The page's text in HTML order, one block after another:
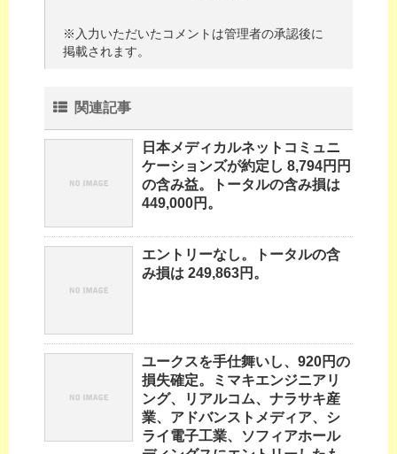
※入力いただいたコメントは管理者の承認後に
掲載されます。
関連記事
日本メディカルネットコミュニ
ケーションズが約定し 8,794円円
の含み益。トータルの含み損は
449,000円。
エントリーなし。トータルの含
み損は 249,863円。
ユークスを手仕舞いし、920円の
損失確定。ミマキエンジニアリ
ング、リアルコム、ナラサキ産
業、アドバンストメディア、シ
ライ電子工業、ソフィアホール